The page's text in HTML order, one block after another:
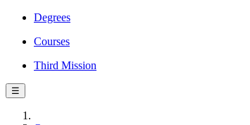
Degrees
Courses
Third Mission
☰